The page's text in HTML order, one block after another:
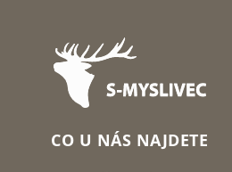
Zápatí
CO U NÁS NAJDETE